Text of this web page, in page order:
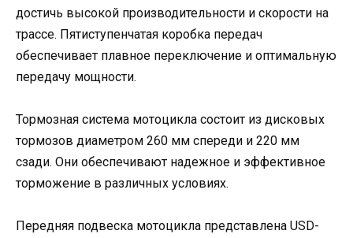
достичь высокой производительности и скорости на
трассе. Пятиступенчатая коробка передач
обеспечивает плавное переключение и оптимальную
передачу мощности.
Тормозная система мотоцикла состоит из дисковых
тормозов диаметром 260 мм спереди и 220 мм
сзади. Они обеспечивают надежное и эффективное
торможение в различных условиях.
Передняя подвеска мотоцикла представлена USD-